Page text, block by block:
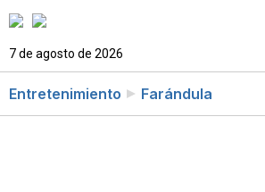
7 de agosto de 2026
Entretenimiento Farándula